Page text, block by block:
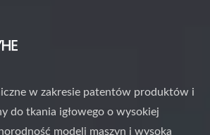
w zakresie patentów produktów i
do tkania igłowego o wysokiej
modeli maszyn i wysoka